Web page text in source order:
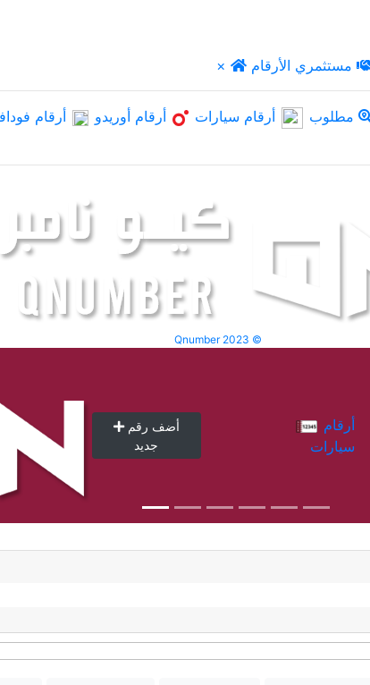
× مستثمري الأرقام
مطلوب أرقام سيارات أرقام أوريدو أرقام
Qnumber 2023 ©
أضف رقم
جديد
سيارات